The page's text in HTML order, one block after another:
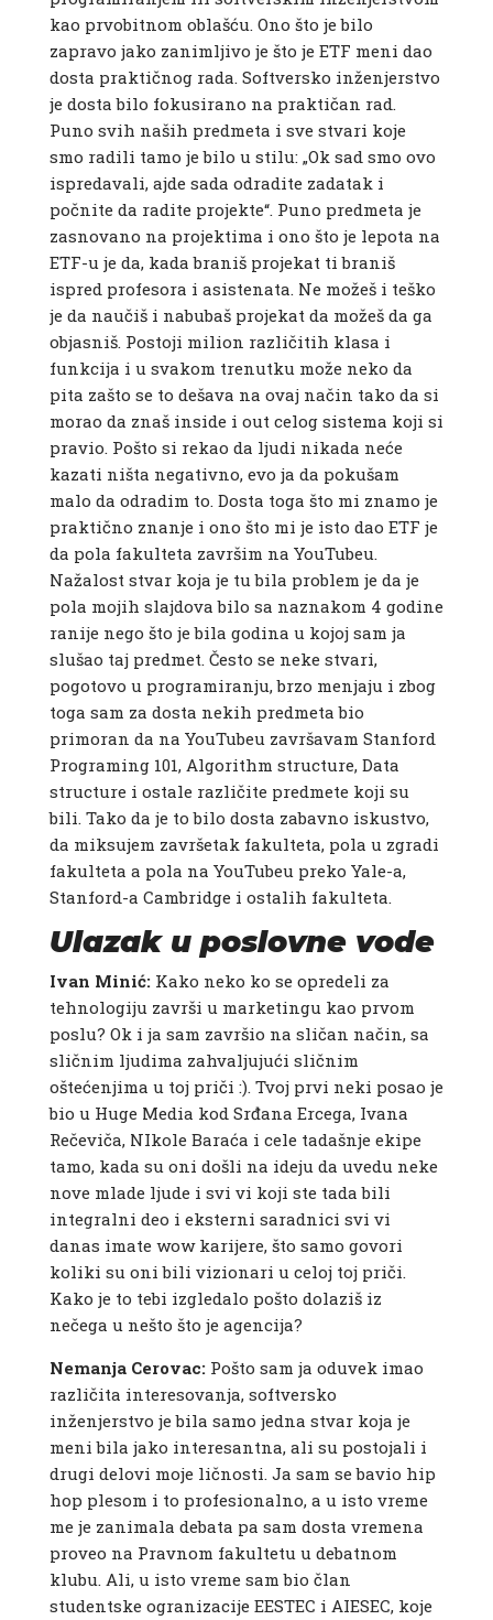
kao prvobitnom oblašću. Ono što je bilo
zapravo jako zanimljivo je što je ETF meni dao
dosta praktičnog rada. Softversko inženjerstvo
je dosta bilo fokusirano na praktičan rad.
Puno svih naših predmeta i sve stvari koje
smo radili tamo je bilo u stilu: „Ok sad smo ovo
ispredavali, ajde sada odradite zadatak i
počnite da radite projekte“. Puno predmeta je
zasnovano na projektima i ono što je lepota na
ETF-u je da, kada braniš projekat ti braniš
ispred profesora i asistenata. Ne možeš i teško
je da naučiš i nabubaš projekat da možeš da ga
objasniš. Postoji milion različitih klasa i
funkcija i u svakom trenutku može neko da
pita zašto se to dešava na ovaj način tako da si
morao da znaš inside i out celog sistema koji si
pravio. Pošto si rekao da ljudi nikada neće
kazati ništa negativno, evo ja da pokušam
malo da odradim to. Dosta toga što mi znamo je
praktično znanje i ono što mi je isto dao ETF je
da pola fakulteta završim na YouTubeu.
Nažalost stvar koja je tu bila problem je da je
pola mojih slajdova bilo sa naznakom 4 godine
ranije nego što je bila godina u kojoj sam ja
slušao taj predmet. Često se neke stvari,
pogotovo u programiranju, brzo menjaju i zbog
toga sam za dosta nekih predmeta bio
primoran da na YouTubeu završavam Stanford
Programing 101, Algorithm structure, Data
structure i ostale različite predmete koji su
bili. Tako da je to bilo dosta zabavno iskustvo,
da miksujem završetak fakulteta, pola u zgradi
fakulteta a pola na YouTubeu preko Yale-a,
Stanford-a Cambridge i ostalih fakulteta.
Ulazak u poslovne vode
Ivan Minić: Kako neko ko se opredeli za
tehnologiju završi u marketingu kao prvom
poslu? Ok i ja sam završio na sličan način, sa
sličnim ljudima zahvaljujući sličnim
oštećenjima u toj priči :). Tvoj prvi neki posao je
bio u Huge Media kod Srđana Ercega, Ivana
Rečeviča, NIkole Baraća i cele tadašnje ekipe
tamo, kada su oni došli na ideju da uvedu neke
nove mlade ljude i svi vi koji ste tada bili
integralni deo i eksterni saradnici svi vi
danas imate wow karijere, što samo govori
koliki su oni bili vizionari u celoj toj priči.
Kako je to tebi izgledalo pošto dolaziš iz
nečega u nešto što je agencija?
Nemanja Cerovac: Pošto sam ja oduvek imao
različita interesovanja, softversko
inženjerstvo je bila samo jedna stvar koja je
meni bila jako interesantna, ali su postojali i
drugi delovi moje ličnosti. Ja sam se bavio hip
hop plesom i to profesionalno, a u isto vreme
me je zanimala debata pa sam dosta vremena
proveo na Pravnom fakultetu u debatnom
klubu. Ali, u isto vreme sam bio član
studentske ogranizacije EESTEC i AIESEC, koje